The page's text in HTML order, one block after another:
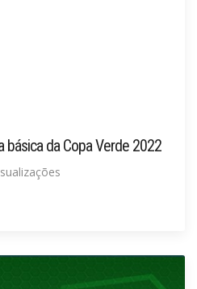
básica da Copa Verde 2022